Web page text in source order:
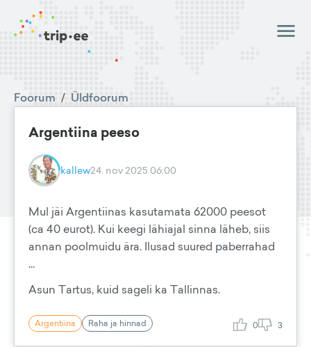
Foorum / Üldfoorum
Argentiina peeso
kallew24. nov 2025 06:00
Mul jäi Argentiinas kasutamata 62000 peesot
(ca 40 eurot). Kui keegi lähiajal sinna läheb, siis
annan poolmuidu ära. Ilusad suured paberrahad
...
Asun Tartus, kuid sageli ka Tallinnas.
Argentiina Raha ja hinnad 0 3